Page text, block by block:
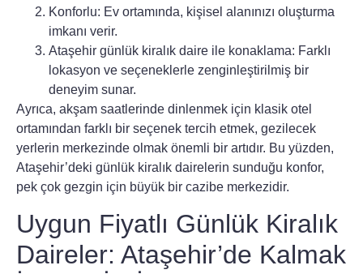
Konforlu: Ev ortamında, kişisel alanınızı oluşturma
imkanı verir.
Ataşehir günlük kiralık daire ile konaklama: Farklı
lokasyon ve seçeneklerle zenginleştirilmiş bir
deneyim sunar.
Ayrıca, akşam saatlerinde dinlenmek için klasik otel
ortamından farklı bir seçenek tercih etmek, gezilecek
yerlerin merkezinde olmak önemli bir artıdır. Bu yüzden,
Ataşehir’deki günlük kiralık dairelerin sunduğu konfor,
pek çok gezgin için büyük bir cazibe merkezidir.
Uygun Fiyatlı Günlük Kiralık
Daireler: Ataşehir’de Kalmak